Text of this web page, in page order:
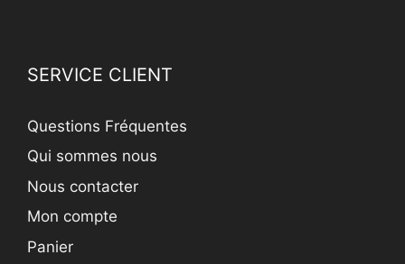
SERVICE CLIENT
Questions Fréquentes
Qui sommes nous
Nous contacter
Mon compte
Panier